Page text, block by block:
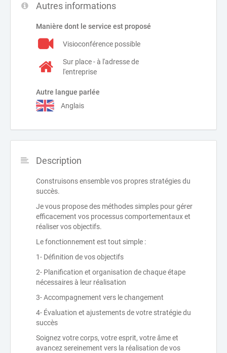
Autres informations
Manière dont le service est proposé
Visioconférence possible
Sur place - à l'adresse de
l'entreprise
Autre langue parlée
Anglais
Description
Construisons ensemble vos propres stratégies du
succès.
Je vous propose des méthodes simples pour gérer
efficacement vos processus comportementaux et
réaliser vos objectifs.
Le fonctionnement est tout simple :
1- Définition de vos objectifs
2- Planification et organisation de chaque étape
nécessaires à leur réalisation
3- Accompagnement vers le changement
4- Évaluation et ajustements de votre stratégie du
succès
Soignez votre corps, votre esprit, votre âme et
avancez sereinement vers la réalisation de vos